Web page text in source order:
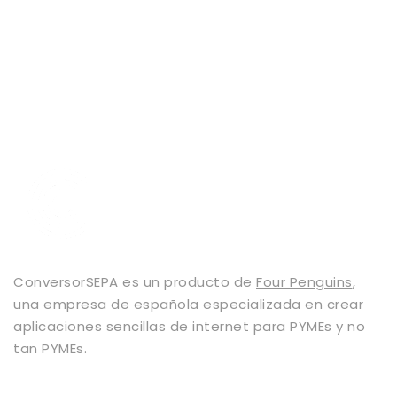
ConversorSEPA es un producto de Four Penguins,
una empresa de española especializada en crear
aplicaciones sencillas de internet para PYMEs y no
tan PYMEs.